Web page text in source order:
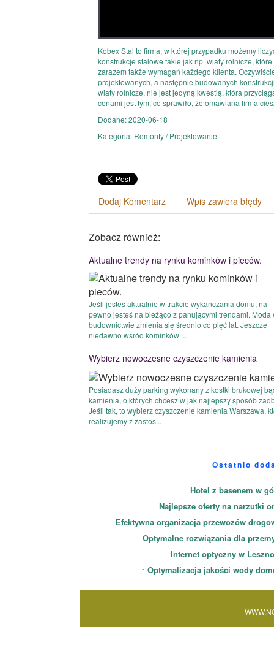
Kobex Stal to firma, w której przypadku możemy
konstrukcje stalowe takie jak np. wiaty rolnicze,
zarazem także wymagań każdego klienta.
projektowanych, a następnie budowanych
wiaty rolnicze, nie jest jedyną kwestią, która
cenami jest tym, co sprawiło, że omawiana firma
Dodane: 2020-06-18
Kategoria: Remonty / Projektowanie
Dodaj Komentarz Wpis zawiera błędy
Zobacz również:
Aktualne trendy na rynku kominków i pieców.
Jeśli jesteś aktualnie w trakcie wykańczania domu, na
pewno jesteś na bieżąco z panującymi trendami. Moda
budownictwie zmienia się średnio co pięć lat. Jeszcze
niedawno wśród kominków ...
Wybierz nowoczesne czyszczenie kamienia
Posiadasz duży parking wykonany z kostki brukowej
kamienia, o których chcesz w jak najlepszy sposób
Jeśli tak, to wybierz czyszczenie kamienia Warszawa,
realizujemy z zastos...
Ostatnio
Hotel z basenem w
Najlepsze oferty na narzutki
Efektywna organizacja przewozów
Optymalne rozwiązania dla
Internet optyczny w
Optymalizacja jakości wody